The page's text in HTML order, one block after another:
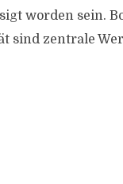
worden sein.
sind zentrale